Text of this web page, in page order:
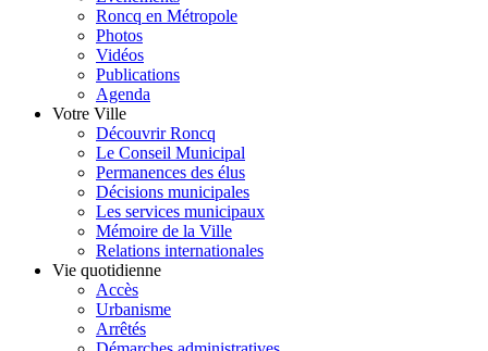
Roncq en Métropole
Photos
Vidéos
Publications
Agenda
Votre Ville
Découvrir Roncq
Le Conseil Municipal
Permanences des élus
Décisions municipales
Les services municipaux
Mémoire de la Ville
Relations internationales
Vie quotidienne
Accès
Urbanisme
Arrêtés